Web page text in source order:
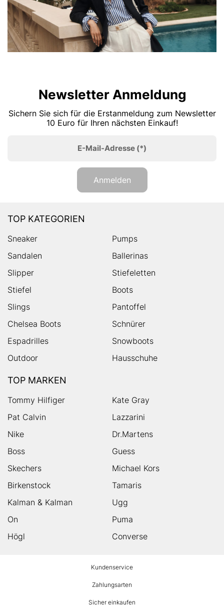
Newsletter Anmeldung
Sichern Sie sich für die Erstanmeldung zum Newsletter
10 Euro für Ihren nächsten Einkauf!
E-Mail-Adresse (*)
Anmelden
TOP KATEGORIEN
Sneaker
Pumps
Sandalen
Ballerinas
Slipper
Stiefeletten
Stiefel
Boots
Slings
Pantoffel
Chelsea Boots
Schnürer
Espadrilles
Snowboots
Outdoor
Hausschuhe
TOP MARKEN
Tommy Hilfiger
Kate Gray
Pat Calvin
Lazzarini
Nike
Dr.Martens
Boss
Guess
Skechers
Michael Kors
Birkenstock
Tamaris
Kalman & Kalman
Ugg
On
Puma
Högl
Converse
Kundenservice
Zahlungsarten
Sicher einkaufen